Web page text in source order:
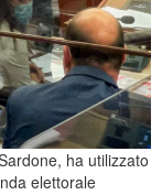
ha utilizzato
elettorale